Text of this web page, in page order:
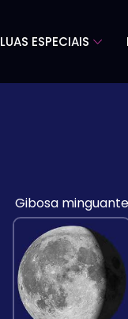
LUAS ESPECIAIS
Gibosa minguante